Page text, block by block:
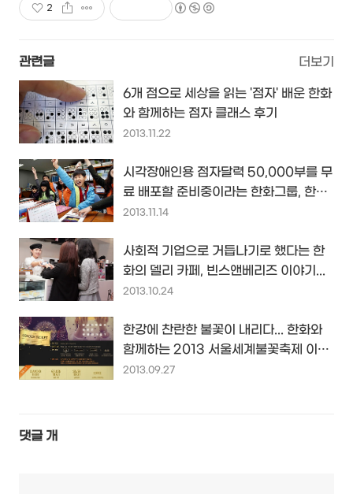
2
관련글 더보기
6개 점으로 세상을 읽는 '점자' 배운 한화
와 함께하는 점자 클래스 후기
2013.11.22
시각장애인용 점자달력 50,000부를 무
료 배포할 준비중이라는 한화그룹, 한화
사회봉사단 이야기...
2013.11.14
사회적 기업으로 거듭나기로 했다는 한
화의 델리 카페, 빈스앤베리즈 이야기...
2013.10.24
한강에 찬란한 불꽃이 내리다... 한화와
함께하는 2013 서울세계불꽃축제 이벤
트
2013.09.27
댓글 개